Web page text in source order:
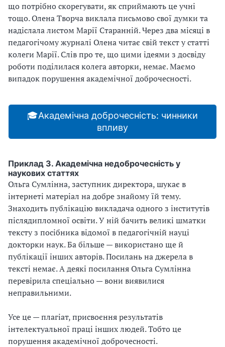
що потрібно скорегувати, як сприймають це учні
тощо. Олена Творча виклала письмово свої думки та
надіслала листом Марії Старанній. Через два місяці в
педагогічому журналі Олена читає свій текст у статті
колеги Марії. Слів про те, що цими ідеями з досвіду
роботи поділилася колега авторки, немає. Маємо
випадок порушення академічної доброчесності.
🎓Академічна доброчесність: чинники
впливу
Приклад 3. Академічна недоброчесність у
наукових статтях
Ольга Сумлінна, заступник директора, шукає в
інтернеті матеріал на добре знайому їй тему.
Знаходить публікацію викладача одного з інститутів
післядипломної освіти. У ній бачить великі шматки
тексту з посібника відомої в педагогічній науці
докторки наук. Ба більше — використано ще й
публікації інших авторів. Посилань на джерела в
тексті немає. А деякі посилання Ольга Сумлінна
перевірила спеціально — вони виявилися
неправильними.
Усе це — плагіат, присвоєння результатів
інтелектуальної праці інших людей. Тобто це
порушення академічної доброчесності.